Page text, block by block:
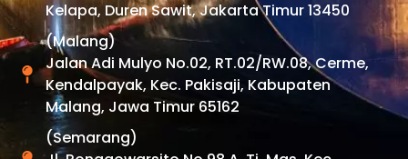
Kelapa, Duren Sawit, Jakarta Timur 13450
(Malang)
Jalan Adi Mulyo No.02, RT.02/RW.08, Cerme,
Kendalpayak, Kec. Pakisaji, Kabupaten
Malang, Jawa Timur 65162
(Semarang)